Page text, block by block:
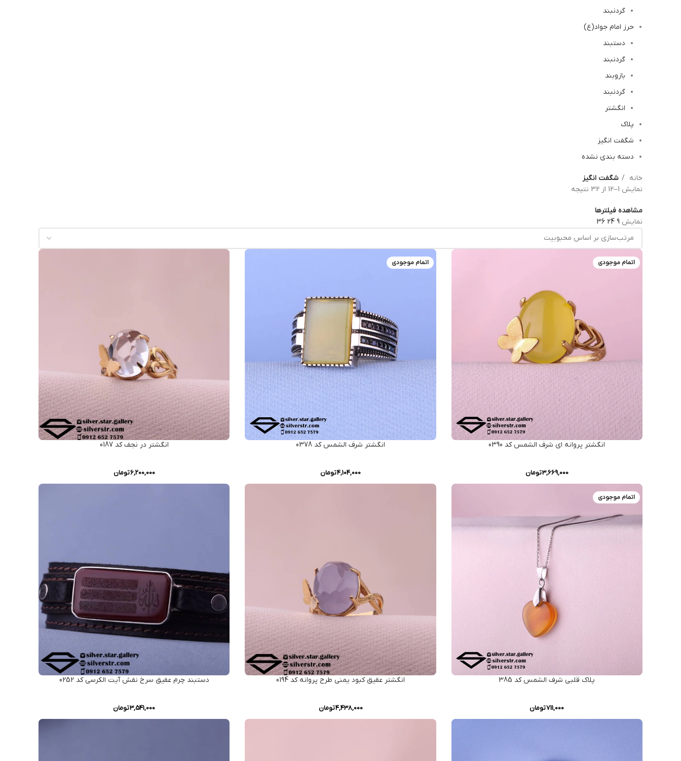
گردنبند
حرز امام جواد(ع)
دستبند
گردنبند
بازوبند
گردنبند
انگشتر
پلاک
شگفت انگیز
دسته بندی نشده
خانه
شگفت انگیز
نمایش 1–12 از 32 نتیجه
مشاهده فیلترها
نمایش 9
24
36
اتمام موجودی
انگشتر پروانه ای شرف الشمس کد 0390
3,669,000تومان
اتمام موجودی
انگشتر شرف الشمس کد 0378
4,104,000تومان
انگشتر در نجف کد 0187
6,200,000تومان
اتمام موجودی
پلاک قلبی شرف الشمس کد 385
711,000تومان
انگشتر عقیق کبود یمنی طرح پروانه کد 0194
4,438,000تومان
دستبند چرم عقیق سرخ نقش آیت الکرسی کد 0252
3,541,000تومان